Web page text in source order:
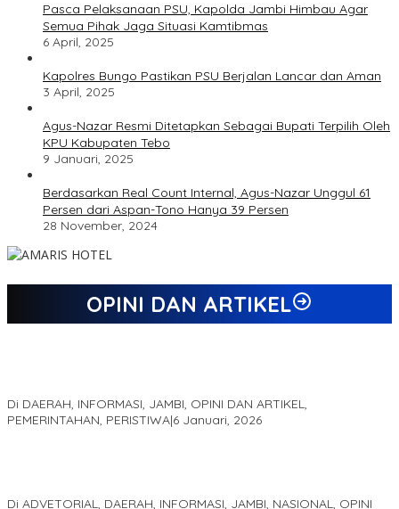
Pasca Pelaksanaan PSU, Kapolda Jambi Himbau Agar
Semua Pihak Jaga Situasi Kamtibmas
6 April, 2025
Kapolres Bungo Pastikan PSU Berjalan Lancar dan Aman
3 April, 2025
Agus-Nazar Resmi Ditetapkan Sebagai Bupati Terpilih Oleh
KPU Kabupaten Tebo
9 Januari, 2025
Berdasarkan Real Count Internal, Agus-Nazar Unggul 61
Persen dari Aspan-Tono Hanya 39 Persen
28 November, 2024
OPINI DAN ARTIKEL
Di DAERAH, INFORMASI, JAMBI, OPINI DAN ARTIKEL,
PEMERINTAHAN, PERISTIWA|6 Januari, 2026
Di ADVETORIAL, DAERAH, INFORMASI, JAMBI, NASIONAL, OPINI